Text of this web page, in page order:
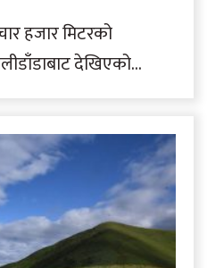
हजार मिटरको
देखिएको